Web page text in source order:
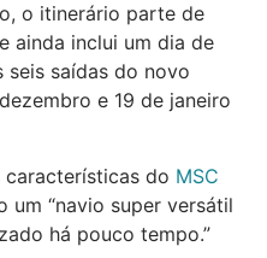
o itinerário parte de
ainda inclui um dia de
seis saídas do novo
e 19 de janeiro
características do MSC
um “navio super versátil
há pouco tempo.”